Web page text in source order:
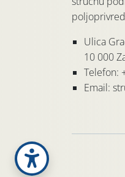
Ulica
10 000
Telefon:
Email: